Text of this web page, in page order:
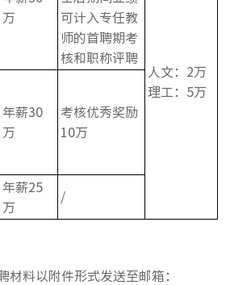
万
可计入专任教
师的首聘期考
核和职称评聘
人文：2万
理工：5万
年薪30
万
考核优秀奖励
10万
年薪25
万
/
材料以附件形式发送至邮箱：